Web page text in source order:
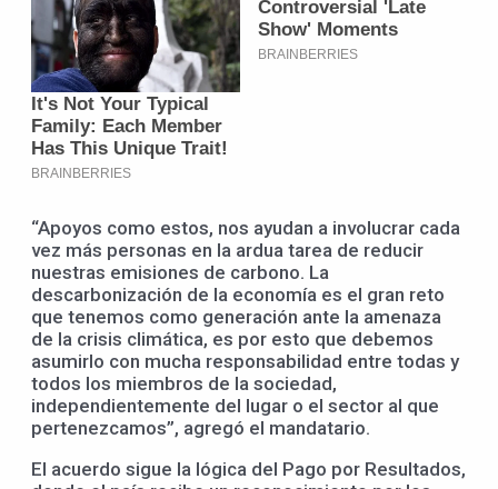
“Apoyos como estos, nos ayudan a involucrar cada
vez más personas en la ardua tarea de reducir
nuestras emisiones de carbono. La
descarbonización de la economía es el gran reto
que tenemos como generación ante la amenaza
de la crisis climática, es por esto que debemos
asumirlo con mucha responsabilidad entre todas y
todos los miembros de la sociedad,
independientemente del lugar o el sector al que
pertenezcamos”, agregó el mandatario.
El acuerdo sigue la lógica del Pago por Resultados,